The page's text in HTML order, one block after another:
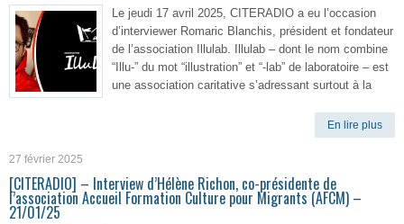
Le jeudi 17 avril 2025, CITERADIO a eu l’occasion
d’interviewer Romaric Blanchis, président et fondateur
de l’association Illulab. Illulab – dont le nom combine
“Illu-” du mot “illustration” et “-lab” de laboratoire – est
une association caritative s’adressant surtout à la
En lire plus
27 février 2025
[CITERADIO] – Interview d’Hélène Richon, co-présidente de
l’association Accueil Formation Culture pour Migrants (AFCM) –
21/01/25